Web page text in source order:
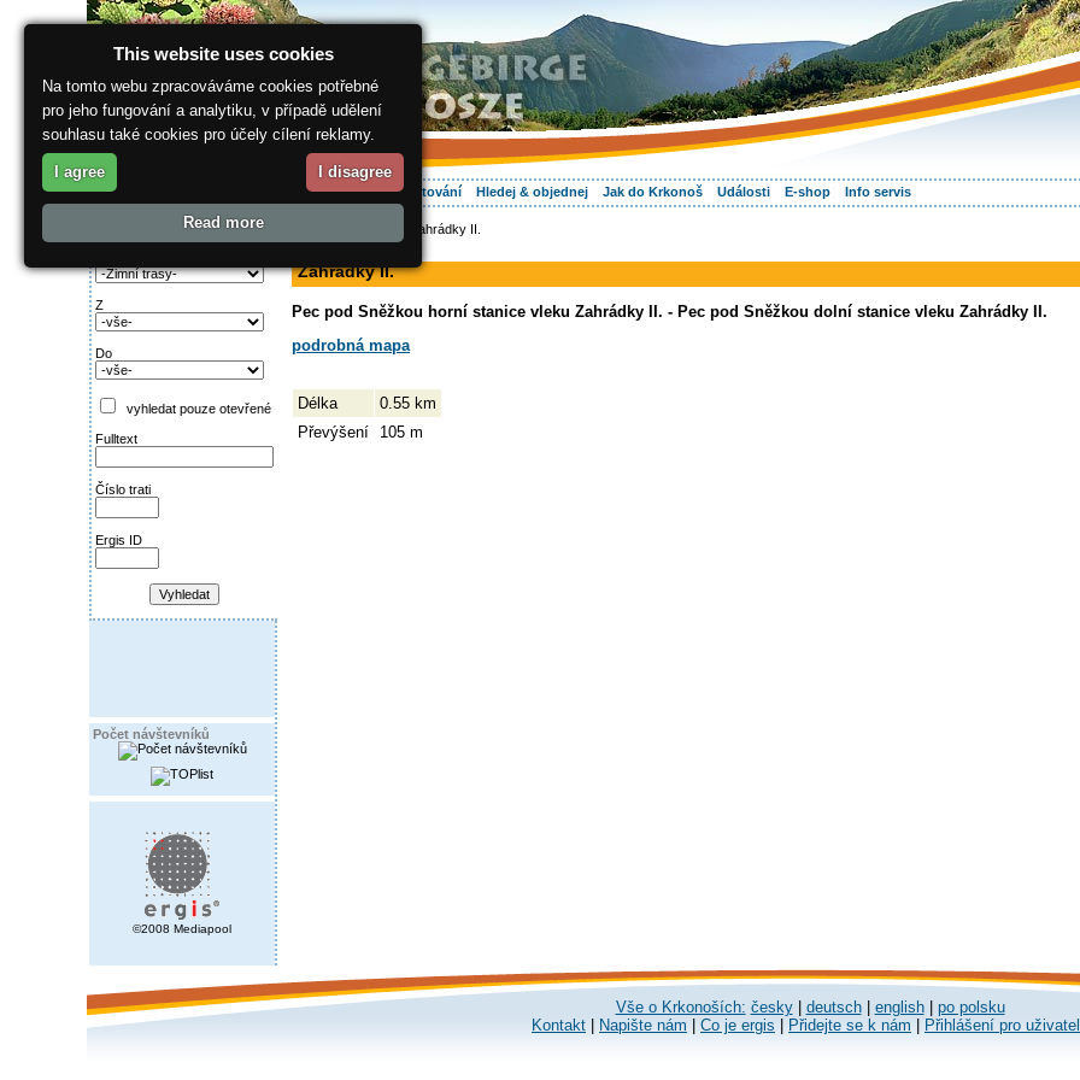
O regionu Vaše dovolená Ubytování Hledej & objednej Jak do Krkonoš Události E-shop Info servis
Najděte si:
Z
Do
vyhledat pouze otevřené
Fulltext
Číslo trati
Ergis ID
Počet návštevníků
©2008 Mediapool
> Zahrádky II.
Zahrádky II.
Pec pod Sněžkou horní stanice vleku Zahrádky II. - Pec pod Sněžkou dolní stanice vleku Zahrádky II.
podrobná mapa
Délka
0.55 km
Převýšení
105 m
Vše o Krkonoších: česky| deutsch| english| po polsku
Kontakt
Napište nám Co je ergis Přidejte se k nám Přihlášení pro
This website uses cookies
Na tomto webu zpracováváme cookies potřebné
pro jeho fungování a analytiku, v případě udělení
souhlasu také cookies pro účely cílení reklamy.
I agree I disagree
Read more